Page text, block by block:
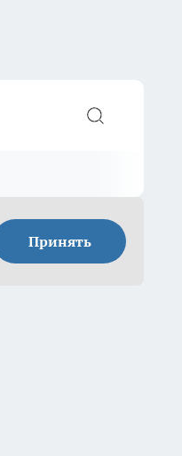
Принять